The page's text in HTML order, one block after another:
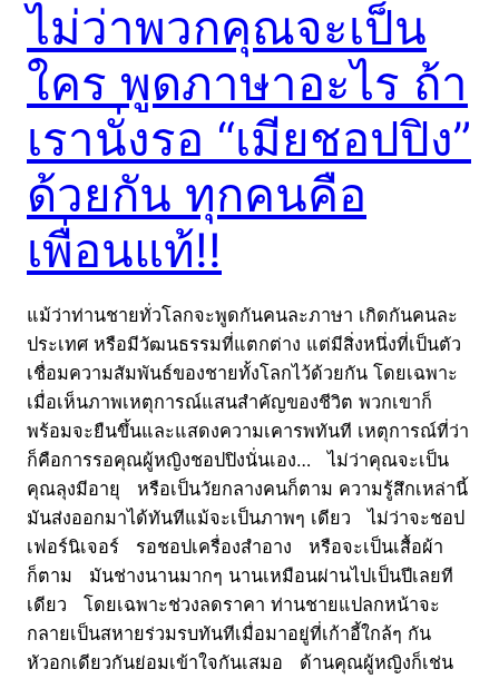
ไม่ว่าพวกคุณจะเป็น
ใคร พูดภาษาอะไร ถ้า
เรานั่งรอ “เมียชอปปิง”
ด้วยกัน ทุกคนคือ
เพื่อนแท้!!
แม้ว่าท่านชายทั่วโลกจะพูดกันคนละภาษา เกิดกันคนละ
ประเทศ หรือมีวัฒนธรรมที่แตกต่าง แต่มีสิ่งหนึ่งที่เป็นตัว
เชื่อมความสัมพันธ์ของชายทั้งโลกไว้ด้วยกัน โดยเฉพาะ
เมื่อเห็นภาพเหตุการณ์แสนสำคัญของชีวิต พวกเขาก็
พร้อมจะยืนขึ้นและแสดงความเคารพทันที เหตุการณ์ที่ว่า
ก็คือการรอคุณผู้หญิงชอปปิงนั่นเอง… ไม่ว่าคุณจะเป็น
คุณลุงมีอายุ หรือเป็นวัยกลางคนก็ตาม ความรู้สึกเหล่านี้
มันส่งออกมาได้ทันทีแม้จะเป็นภาพๆ เดียว ไม่ว่าจะชอป
เฟอร์นิเจอร์ รอชอปเครื่องสำอาง หรือจะเป็นเสื้อผ้า
ก็ตาม มันช่างนานมากๆ นานเหมือนผ่านไปเป็นปีเลยที
เดียว โดยเฉพาะช่วงลดราคา ท่านชายแปลกหน้าจะ
กลายเป็นสหายร่วมรบทันทีเมื่อมาอยู่ที่เก้าอี้ใกล้ๆ กัน
หัวอกเดียวกันย่อมเข้าใจกันเสมอ ด้านคุณผู้หญิงก็เช่น